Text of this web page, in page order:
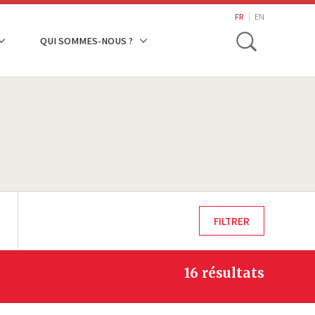
QUI SOMMES-NOUS ?
FR EN
Toggle
16 résultats